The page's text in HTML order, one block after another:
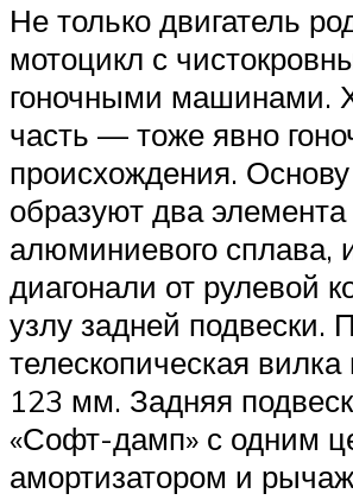
Не только двигатель
мотоцикл с
гоночными машинами.
часть — тоже явно
происхождения.
образуют два элемента
алюминиевого сплава,
диагонали от рулевой
узлу задней подвески.
телескопическая
123 мм. Задняя
«Софт-дамп» с одним
амортизатором и